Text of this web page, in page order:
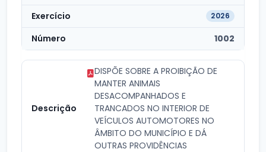
2026
1002
DISPÕE SOBRE A PROIBIÇÃO DE
MANTER ANIMAIS
DESACOMPANHADOS E
TRANCADOS NO INTERIOR DE
VEÍCULOS AUTOMOTORES NO
ÂMBITO DO MUNICÍPIO E DÁ
OUTRAS PROVIDÊNCIAS